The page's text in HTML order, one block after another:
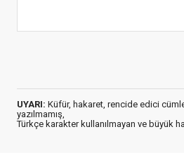
UYARI: Küfür, hakaret, rencide edici
yazılmamış,
Türkçe karakter kullanılmayan ve büyük